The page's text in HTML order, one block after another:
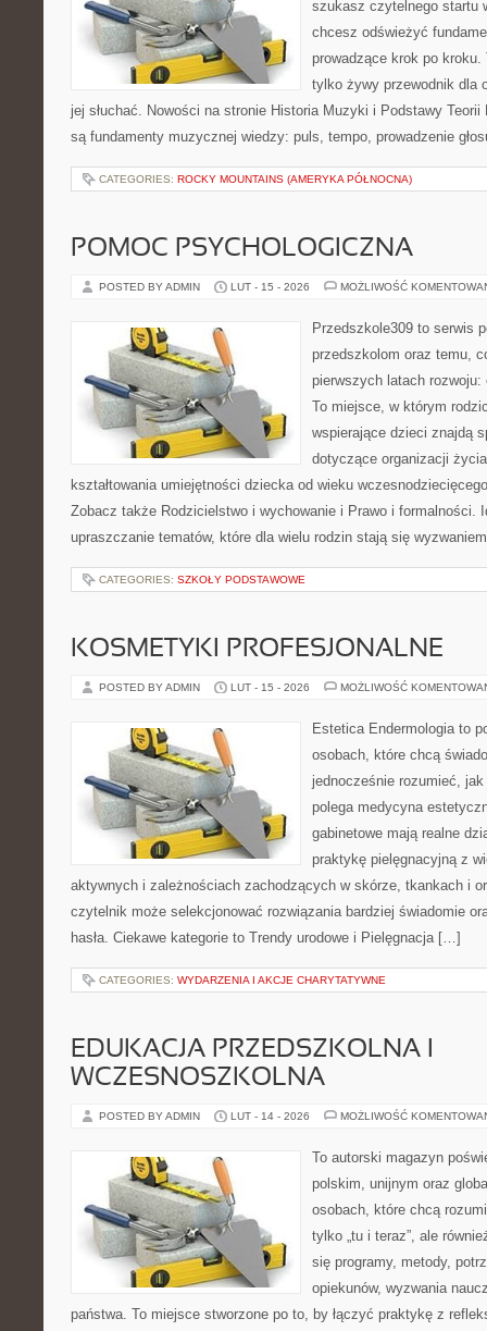
szukasz czytelnego startu
chcesz odświeżyć
prowadzące krok po
tylko żywy przewodnik dla
jej słuchać. Nowości na stronie Historia Muzyki i Podstawy
są fundamenty muzycznej wiedzy: puls, tempo, prowadzenie
CATEGORIES: ROCKY MOUNTAINS (AMERYKA PÓŁNOCNA)
POMOC PSYCHOLOGICZNA
POSTED BY ADMIN LUT - 15 - 2026 MOŻLIWOŚĆ
Przedszkole309 to serwis
przedszkolom oraz temu,
pierwszych latach
To miejsce, w którym
wspierające dzieci znajdą
dotyczące organizacji
kształtowania umiejętności dziecka od wieku
Zobacz także Rodzicielstwo i wychowanie i Prawo i formalności.
upraszczanie tematów, które dla wielu rodzin stają się
CATEGORIES: SZKOŁY PODSTAWOWE
KOSMETYKI PROFESJONALNE
POSTED BY ADMIN LUT - 15 - 2026 MOŻLIWOŚĆ
Estetica Endermologia to
osobach, które chcą
jednocześnie rozumieć,
polega medycyna
gabinetowe mają realne
praktykę pielęgnacyjną z
aktywnych i zależnościach zachodzących w skórze, tkankach i
czytelnik może selekcjonować rozwiązania bardziej świadomie
hasła. Ciekawe kategorie to Trendy urodowe i Pielęgnacja […]
CATEGORIES: WYDARZENIA I AKCJE CHARYTATYWNE
EDUKACJA PRZEDSZKOLNA I
WCZESNOSZKOLNA
POSTED BY ADMIN LUT - 14 - 2026 MOŻLIWOŚĆ
To autorski magazyn
polskim, unijnym oraz
osobach, które chcą
tylko „tu i teraz”, ale
się programy, metody,
opiekunów, wyzwania
państwa. To miejsce stworzone po to, by łączyć praktykę z